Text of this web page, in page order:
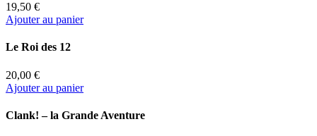
19,50 €
Ajouter au panier
Le Roi des 12
20,00 €
Ajouter au panier
Clank! – la Grande Aventure